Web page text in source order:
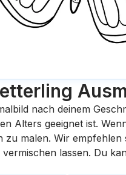
nach deinem
Alters geeignet ist.
zu malen. Wir
vermischen lassen. Du